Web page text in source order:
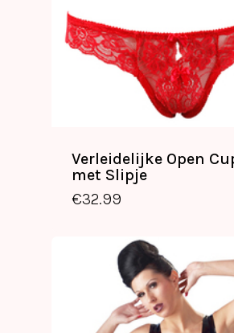
Verleidelijke Open
met Slipje
€32.99